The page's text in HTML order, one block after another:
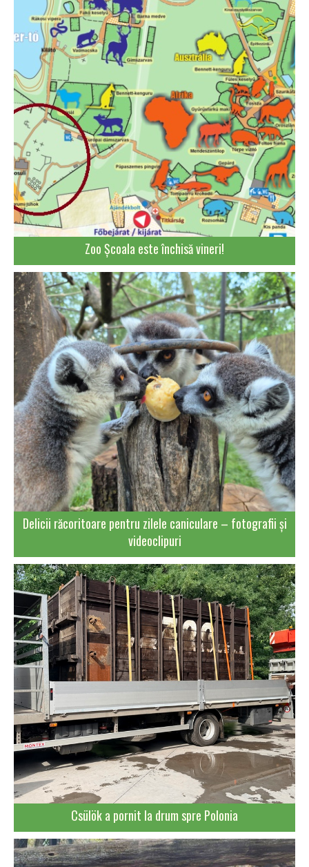
Zoo Școala este închisă vineri!
Delicii răcoritoare pentru zilele caniculare – fotografii și
videoclipuri
Csülök a pornit la drum spre Polonia